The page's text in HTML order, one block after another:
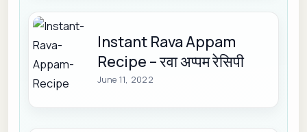
Instant Rava Appam
Recipe – रवा अप्पम रेसिपी
June 11, 2022